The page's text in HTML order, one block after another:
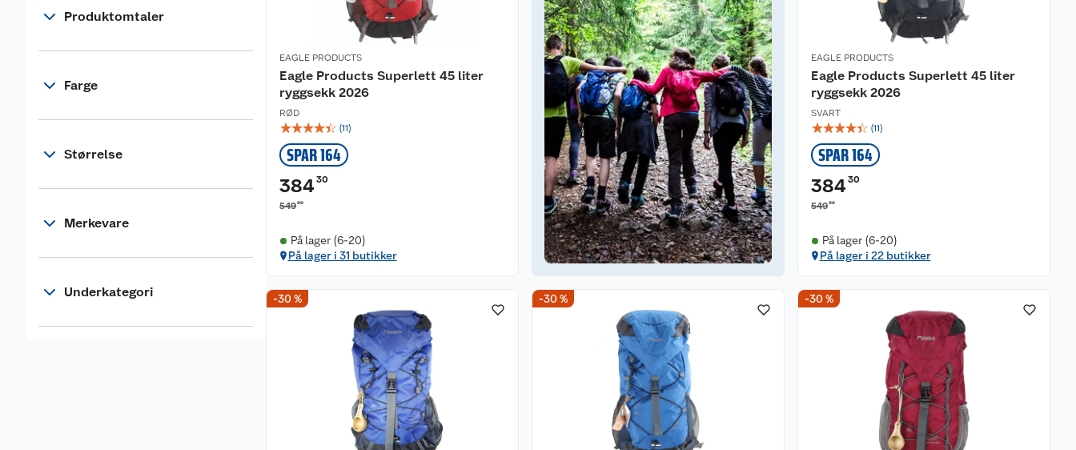
Produktomtaler
Farge
Størrelse
Merkevare
Underkategori
EAGLE PRODUCTS
Eagle Products Superlett 45 liter
ryggsekk 2026
RØD
☆☆☆☆☆ (11)
SPAR 164
38430
54900
På lager (6-20)
På lager i 31 butikker
EAGLE PRODUCTS
Eagle Products Superlett 45 liter
ryggsekk 2026
SVART
☆☆☆☆☆ (11)
SPAR 164
38430
54900
På lager (6-20)
På lager i 22 butikker
-30 % -30 % -30 %